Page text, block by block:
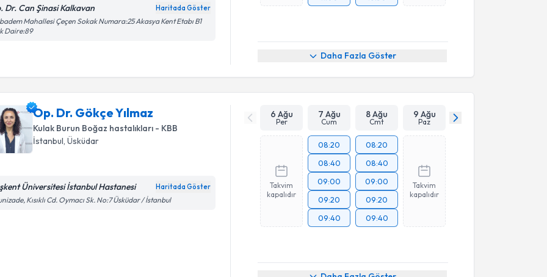
Dr. Can Şinasi Kalkavan Haritada Göster
Mahallesi Çeçen Sokak Numara:25 Akasya Kent Etabı B1
Daire:89
Daha Fazla Göster
Op. Dr. Gökçe Yılmaz
Kulak Burun Boğaz hastalıkları - KBB
İstanbul , Üsküdar
Üniversitesi İstanbul Hastanesi Haritada Göster
Kısıklı Cd. Oymacı Sk. No:7 Üsküdar / İstanbul
6 Ağu
Per
7 Ağu
Cum
8 Ağu
Cmt
9 Ağu
Paz
Takvim
kapalıdır
08:20
08:40
09:00
09:20
09:40
08:20
08:40
09:00
09:20
09:40
Takvim
kapalıdır